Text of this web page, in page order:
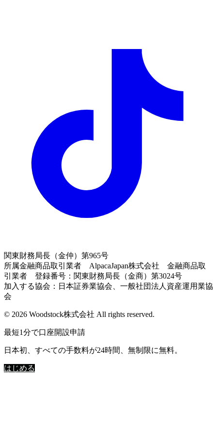
関東財務局長（金仲）第965号
所属金融商品取引業者 AlpacaJapan株式会社 金融商品取
引業者 登録番号：関東財務局長（金商）第3024号
加入する協会：日本証券業協会、一般社団法人資産運用業協
会
© 2026 Woodstock株式会社 All rights reserved.
最短1分で口座開設申請
日本初、すべての手数料が24時間、無制限に無料。
はじめる